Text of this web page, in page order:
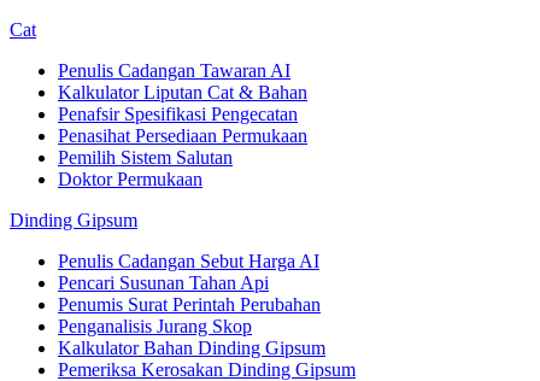
Cat
Penulis Cadangan Tawaran AI
Kalkulator Liputan Cat & Bahan
Penafsir Spesifikasi Pengecatan
Penasihat Persediaan Permukaan
Pemilih Sistem Salutan
Doktor Permukaan
Dinding Gipsum
Penulis Cadangan Sebut Harga AI
Pencari Susunan Tahan Api
Penumis Surat Perintah Perubahan
Penganalisis Jurang Skop
Kalkulator Bahan Dinding Gipsum
Pemeriksa Kerosakan Dinding Gipsum